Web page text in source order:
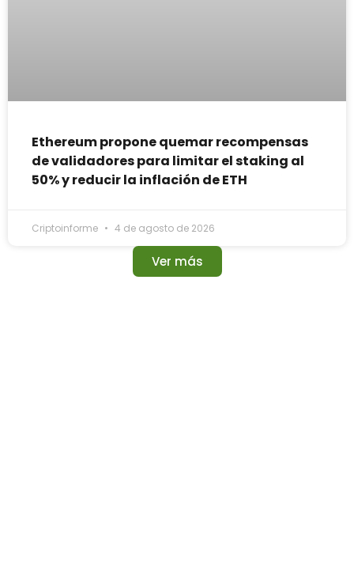
Ethereum propone quemar recompensas
de validadores para limitar el staking al
50% y reducir la inflación de ETH
Criptoinforme 4 de agosto de 2026
Ver más